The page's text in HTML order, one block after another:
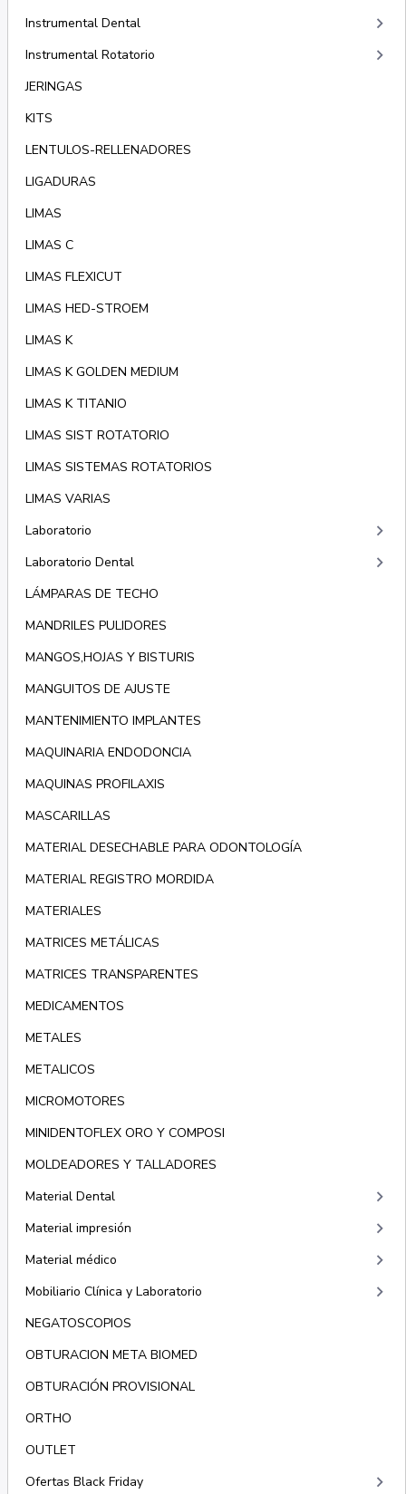
Instrumental Dental keyboard_arrow_right
Instrumental Rotatorio keyboard_arrow_right
JERINGAS
KITS
LENTULOS-RELLENADORES
LIGADURAS
LIMAS
LIMAS C
LIMAS FLEXICUT
LIMAS HED-STROEM
LIMAS K
LIMAS K GOLDEN MEDIUM
LIMAS K TITANIO
LIMAS SIST ROTATORIO
LIMAS SISTEMAS ROTATORIOS
LIMAS VARIAS
Laboratorio
keyboard_arrow_right
Laboratorio Dental keyboard_arrow_right
LÁMPARAS DE TECHO
MANDRILES PULIDORES
MANGOS,HOJAS Y BISTURIS
MANGUITOS DE AJUSTE
MANTENIMIENTO IMPLANTES
MAQUINARIA ENDODONCIA
MAQUINAS PROFILAXIS
MASCARILLAS
MATERIAL DESECHABLE PARA ODONTOLOGÍA
MATERIAL REGISTRO MORDIDA
MATERIALES
MATRICES METÁLICAS
MATRICES TRANSPARENTES
MEDICAMENTOS
METALES
METALICOS
MICROMOTORES
MINIDENTOFLEX ORO Y COMPOSI
MOLDEADORES Y TALLADORES
Material Dental
keyboard_arrow_right
Material impresión keyboard_arrow_right
Material médico keyboard_arrow_right
Mobiliario Clínica y Laboratorio keyboard_arrow_right
NEGATOSCOPIOS
OBTURACION META BIOMED
OBTURACIÓN PROVISIONAL
ORTHO
OUTLET
Ofertas Black Friday
keyboard_arrow_right